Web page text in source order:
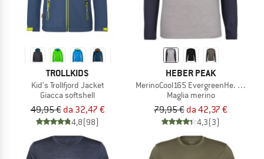
TROLLKIDS
Kid's Trollfjord Jacket
Giacca softshell
49,95 € da 32,47 €
4,8(98)
HEBER PEAK
MerinoCool165 EvergreenHe. L/S
Maglia merino
79,95 € da 42,37 €
4,3(3)